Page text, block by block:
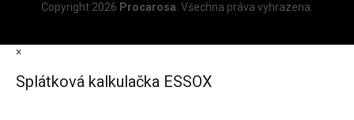
Copyright 2026 Procarosa. Všechna práva vyhrazena.
×
Splátková kalkulačka ESSOX